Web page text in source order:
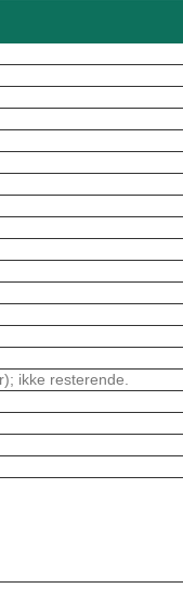
ikke resterende.